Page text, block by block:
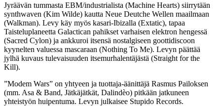
Jyräävän tummasta EBM/industrialista (Machine Hearts) siirrytään
synthwaven (Kim Wilde) kautta Neue Deutche Wellen maailmaan
(Walkman). Levy käy myös kasari-Ibizalla (Extatic), tapaa
Taisteluplaneetta Galactican pahikset varhaisen elektron hengessä
(Sacred Cylon) ja ankkuroi itsensä nostalgiseen goottidiscoon
kyynelten valuessa mascaraan (Nothing To Me). Levyn päättää
jylhä kuvaus tulevaisuuden itsemurhalentäjästä (Straight for the
Kill).
”Modem Wars” on yhtyeen ja tuottaja-äänittäjä Rasmus Pailoksen
(mm. Asa & Band, Jätkäjätkät, Dalindèo) pitkään jatkuneen
yhteistyön huipentuma. Levyn julkaisee Stupido Records.